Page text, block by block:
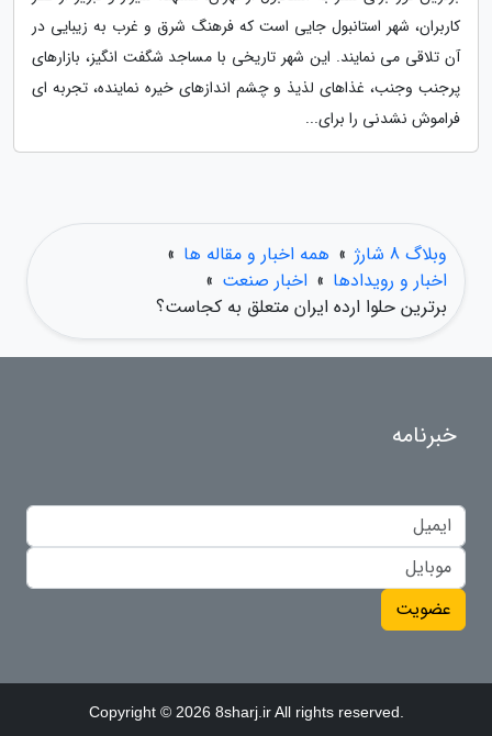
کاربران، شهر استانبول جایی است که فرهنگ شرق و غرب به زیبایی در
آن تلاقی می نمایند. این شهر تاریخی با مساجد شگفت انگیز، بازارهای
پرجنب وجنب، غذاهای لذیذ و چشم اندازهای خیره نماینده، تجربه ای
فراموش نشدنی را برای...
وبلاگ 8 شارژ » همه اخبار و مقاله ها »
اخبار و رویدادها » اخبار صنعت »
برترین حلوا ارده ایران متعلق به کجاست؟
خبرنامه
عضویت
Copyright © 2026 8sharj.ir All rights reserved.